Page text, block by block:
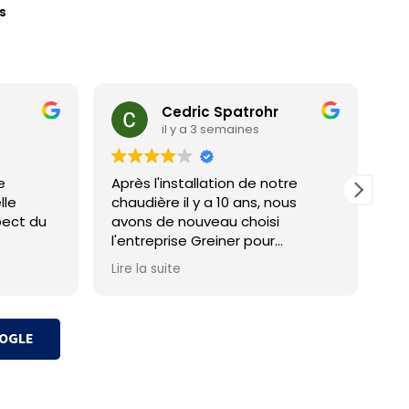
du
Cedric Spatrohr
il y a 3 semaines
Après l'installation de notre
chaudière il y a 10 ans, nous
avons de nouveau choisi
l'entreprise Greiner pour
l'installation de notre
climatisation.
Lire la suite